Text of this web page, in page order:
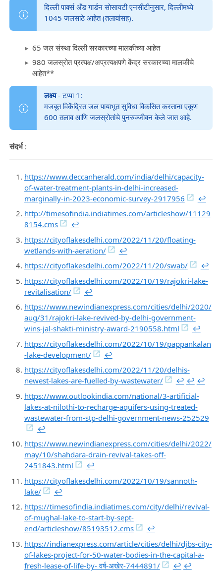
दिल्ली पार्क्स अँड गार्डन सोसायटी एनसीटीनुसार, दिल्लीमध्ये
1045 जलसाठे आहेत (तलावांसह).
65 जल संस्था दिल्ली सरकारच्या मालकीच्या आहेत
980 जलस्रोत प्रत्यक्ष/अप्रत्यक्षपणे केंद्र सरकारच्या मालकीचे
आहेत**
लक्ष्य- टप्पा 1:
मजबूत विकेंद्रित जल पायाभूत सुविधा विकसित करताना एकूण
600 तलाव आणि जलस्रोतांचे पुनरुज्जीवन केले जात आहे.
संदर्भ:
https://www.deccanherald.com/india/delhi/capacity-
of-water-treatment-plants-in-delhi-increased-
marginally-in-2023-economic-survey-2917956
↩︎
http://timesofindia.indiatimes.com/articleshow/11129
8154.cms
↩︎
https://cityoflakesdelhi.com/2022/11/20/floating-
wetlands-with-aeration/
↩︎
https://cityoflakesdelhi.com/2022/11/20/swab/
↩︎
https://cityoflakesdelhi.com/2022/10/19/rajokri-lake-
revitalisation/
↩︎
https://www.newindianexpress.com/cities/delhi/2020/
aug/31/rajokri-lake-revived-by-delhi-government-
wins-jal-shakti-ministry-award-2190558.html
↩︎
https://cityoflakesdelhi.com/2022/10/19/pappankalan
-lake-development/
↩︎
https://cityoflakesdelhi.com/2022/11/20/delhis-
newest-lakes-are-fuelled-by-wastewater/
↩︎ ↩︎ ↩︎
https://www.outlookindia.com/national/3-artificial-
lakes-at-nilothi-to-recharge-aquifers-using-treated-
wastewater-from-stp-delhi-government-news-252529
↩︎
https://www.newindianexpress.com/cities/delhi/2022/
may/10/shahdara-drain-revival-takes-off-
2451843.html
↩︎
https://cityoflakesdelhi.com/2022/10/19/sannoth-
lake/
↩︎
https://timesofindia.indiatimes.com/city/delhi/revival-
of-mughal-lake-to-start-by-sept-
end/articleshow/85193512.cms
↩︎
https://indianexpress.com/article/cities/delhi/djbs-city-
of-lakes-project-for-50-water-bodies-in-the-capital-a-
fresh-lease-of-life-by- वर्ष-अखेर-7444891/
↩︎ ↩︎